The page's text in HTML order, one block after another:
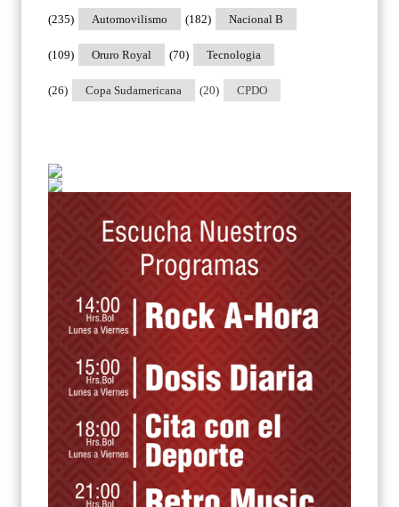
Automovilismo
(235) Nacional B
(182)
Oruro Royal
(109) Tecnologia
(70)
Copa Sudamericana
(26) CPDO
(20)